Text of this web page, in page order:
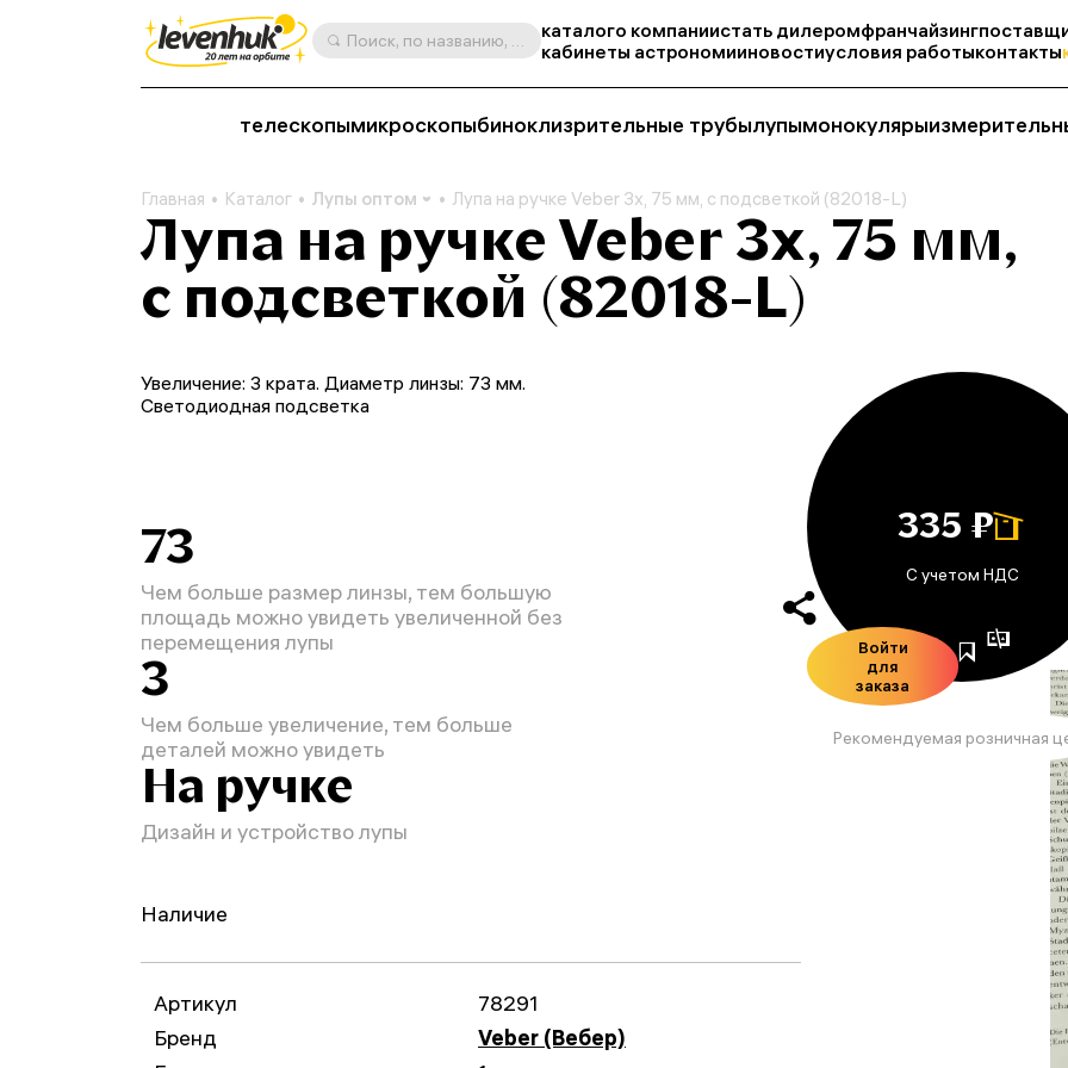
Поиск, по названию, артикулу, категории и др. каталого компаниистать дилеромфранчайзинг
кабинеты астрономииновостиусловия работыконтакты
телескопымикроскопыбиноклизрительные трубылупымонокуляры
Главная Каталог Лупы оптом Лупа на ручке Veber 3х, 75 мм, с подсветкой (82018-L)
Лупа на ручке Veber 3х, 75 мм,
с подсветкой (82018-L)
335 ₽
С учетом НДС
Войти
для
заказа
Рекомендуемая розничная
Увеличение: 3 крата. Диаметр линзы: 73 мм.
Светодиодная подсветка
73
Чем больше размер линзы, тем большую
площадь можно увидеть увеличенной без
перемещения лупы
3
Чем больше увеличение, тем больше
деталей можно увидеть
На ручке
Дизайн и устройство лупы
Наличие
Артикул
78291
Бренд
Veber (Вебер)